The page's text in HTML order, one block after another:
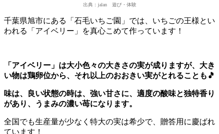
出典：jalan 遊び・体験
千葉県旭市にある「石毛いちご園」では、いちごの王様とい
われる「アイベリー」を真心こめて作っています！
「アイベリー」は大小色々の大きさの実が成りますが、大き
い物は鶏卵位から、それ以上のおおきい実がとれることも🎵
味は、良い状態の時は、強い甘さに、適度の酸味と独特香り
があり、うまみの濃い苺になります。
全国でも生産量が少なく特大の実は希少で、贈答用に慶ばれ
ています！